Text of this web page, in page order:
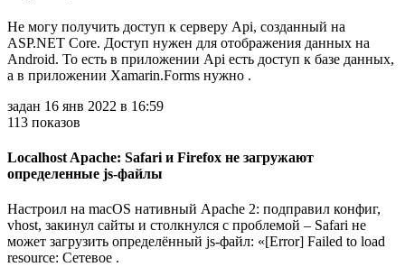
Не могу получить доступ к серверу Api, созданный на
ASP.NET Core. Доступ нужен для отображения данных на
Android. То есть в приложении Api есть доступ к базе данных,
а в приложении Xamarin.Forms нужно .
задан 16 янв 2022 в 16:59
113 показов
Localhost Apache: Safari и Firefox не загружают
определенные js-файлы
Настроил на macOS нативный Apache 2: подправил конфиг,
vhost, закинул сайты и столкнулся с проблемой – Safari не
может загрузить определённый js-файл: «[Error] Failed to load
resource: Сетевое .